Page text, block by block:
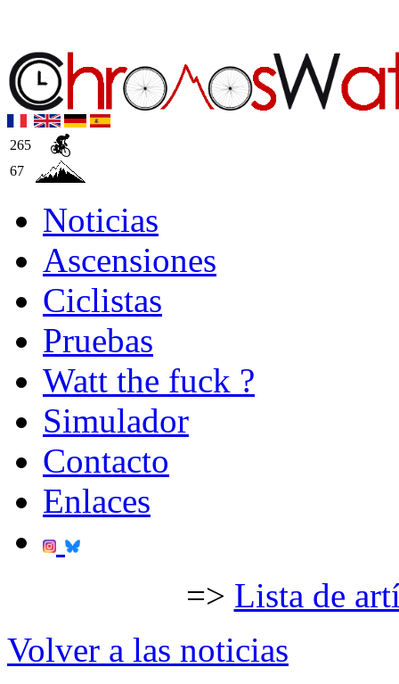
265
67
Noticias
Ascensiones
Ciclistas
Pruebas
Watt the fuck ?
Simulador
Contacto
Enlaces
=> Lista de
Volver a las noticias